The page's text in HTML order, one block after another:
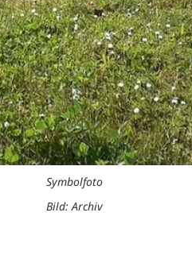
Symbolfoto
Bild: Archiv